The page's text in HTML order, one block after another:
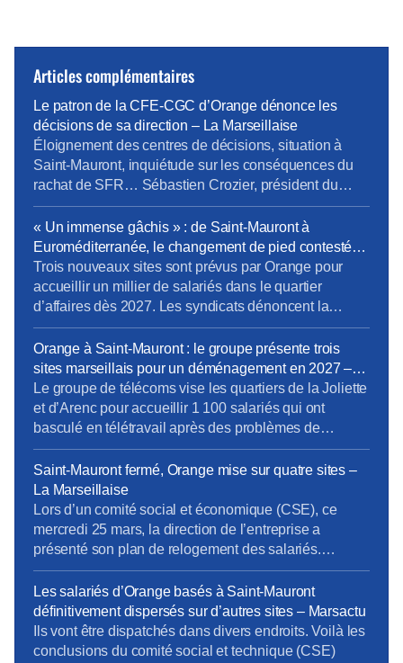
Articles complémentaires
Le patron de la CFE-CGC d’Orange dénonce les
décisions de sa direction – La Marseillaise
Éloignement des centres de décisions, situation à
Saint-Mauront, inquiétude sur les conséquences du
rachat de SFR… Sébastien Crozier, président du
syndicat CFE-CGC d’Orange, fait le point. Boutiques
ou sites techniques, les implantations d’Orange se
réduisent comme peau de chagrin. « Le patron de la
CFE-CGC d’Orange dénonce les décisions de sa
direction. Lire l’article complet sur […]
« Un immense gâchis » : de Saint-Mauront à
Euroméditerranée, le changement de pied contesté
d’Orange à Marseille – La provence
Trois nouveaux sites sont prévus par Orange pour
accueillir un millier de salariés dans le quartier
d’affaires dès 2027. Les syndicats dénoncent la
logique de rentabilité menée au détriment des
salariés. Le syndicat CFE-CGC a dépêché ce mardi
28 avril son « numéro 1 », Sébastien Crozier, pour
qu’il rencontre la presse à Marseille après les
controverses autour du déménagement […]
Orange à Saint-Mauront : le groupe présente trois
sites marseillais pour un déménagement en 2027 –
La provence
Le groupe de télécoms vise les quartiers de la Joliette
et d’Arenc pour accueillir 1 100 salariés qui ont
basculé en télétravail après des problèmes de
sécurité autour de leur ancien site de Saint-Mauront
(3e). Orange refuse de commenter mais veut un
déménagement « au premier semestre 2027 ».
[…]Orange confirme « avoir présenté plusieurs
options dans le […]
Saint-Mauront fermé, Orange mise sur quatre sites –
La Marseillaise
Lors d’un comité social et économique (CSE), ce
mercredi 25 mars, la direction de l’entreprise a
présenté son plan de relogement des salariés.
[…]Éparpillés façon puzzle… Alors que les syndicats
n’ont eu de cesse de dénoncer les fermetures
successives des sites d’Orange au profit du campus
Massalia, à Saint-Mauront , la direction de l’entreprise
prévoit de […]
Les salariés d’Orange basés à Saint-Mauront
définitivement dispersés sur d’autres sites – Marsactu
Ils vont être dispatchés dans divers endroits. Voilà les
conclusions du comité social et technique (CSE)